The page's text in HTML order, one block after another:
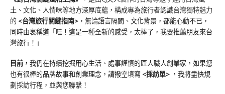
土、文化、人情味等地方深厚底蘊，構成專為旅行者認識台灣獨特魅力
的 <台灣旅行關鍵指南> ，無論語言隔閡、文化背景，都能心動不已，
同時由衷稱道「哇！這是一種全新的感受，太棒了，我要推薦朋友來台
灣旅行！」
目前， 我仍在持續挖掘用心生活、處事謹慎的匠人職人創業家，如果您
也有很棒的品牌故事和創業理念，請撥空填寫 <採訪單> ，我將盡快規
劃採訪行程，並與您聯繫！